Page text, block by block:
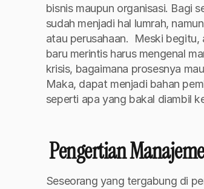
bisnis maupun organisasi. Bagi
sudah menjadi hal lumrah,
atau perusahaan.
Meski begitu,
baru merintis harus mengenal
krisis, bagaimana prosesnya
Maka, dapat menjadi bahan
seperti apa yang bakal diambil
Pengertian
Seseorang yang tergabung di